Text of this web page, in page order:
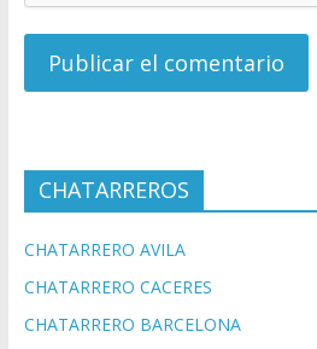
CHATARREROS
CHATARRERO AVILA
CHATARRERO CACERES
CHATARRERO BARCELONA